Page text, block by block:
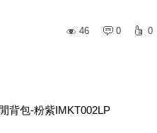
46
0 0
背包-粉紫IMKT002LP